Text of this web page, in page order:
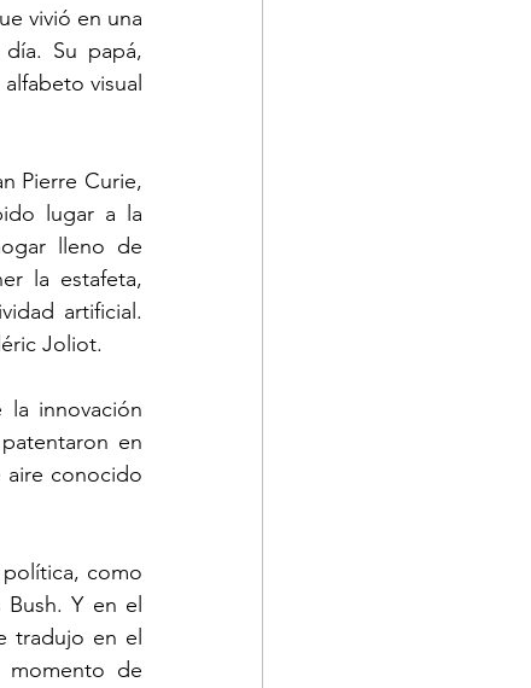
vivió en una
Su papá,
visual
Pierre Curie,
lugar a la
lleno de
la estafeta,
artificial.
Joliot.
innovación
en
aire conocido
como
Y en el
tradujo en el
de